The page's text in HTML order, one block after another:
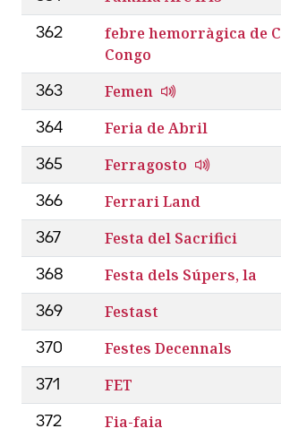
362
febre hemorràgica de
Congo
363 Femen
364 Feria de Abril
365 Ferragosto
366 Ferrari Land
367 Festa del Sacrifici
368 Festa dels Súpers, la
369 Festast
370 Festes Decennals
371 FET
372 Fia-faia